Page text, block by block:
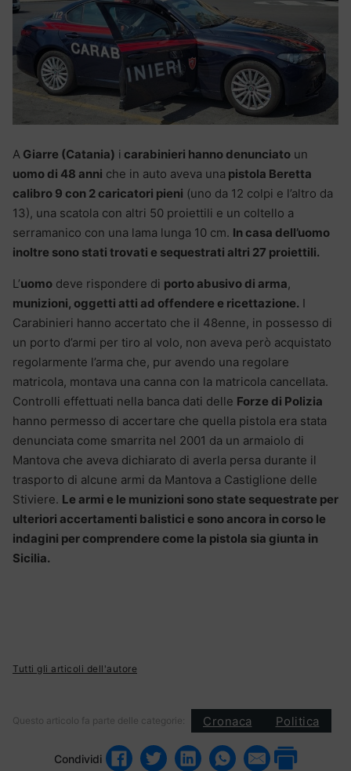
A Giarre (Catania) i carabinieri hanno denunciato un
uomo di 48 anni che in auto aveva una pistola Beretta
calibro 9 con 2 caricatori pieni (uno da 12 colpi e l’altro da
13), una scatola con altri 50 proiettili e un coltello a
serramanico con una lama lunga 10 cm. In casa dell’uomo
inoltre sono stati trovati e sequestrati altri 27 proiettili.
L’uomo deve rispondere di porto abusivo di arma,
munizioni, oggetti atti ad offendere e ricettazione. I
Carabinieri hanno accertato che il 48enne, in possesso di
un porto d’armi per tiro al volo, non aveva però acquistato
regolarmente l’arma che, pur avendo una regolare
matricola, montava una canna con la matricola cancellata.
Controlli effettuati nella banca dati delle Forze di Polizia
hanno permesso di accertare che quella pistola era stata
denunciata come smarrita nel 2001 da un armaiolo di
Mantova che aveva dichiarato di averla persa durante il
trasporto di alcune armi da Mantova a Castiglione delle
Stiviere. Le armi e le munizioni sono state sequestrate per
ulteriori accertamenti balistici e sono ancora in corso le
indagini per comprendere come la pistola sia giunta in
Sicilia.
Tutti gli articoli dell'autore
Questo articolo fa parte delle categorie: Cronaca Politica
Condividi